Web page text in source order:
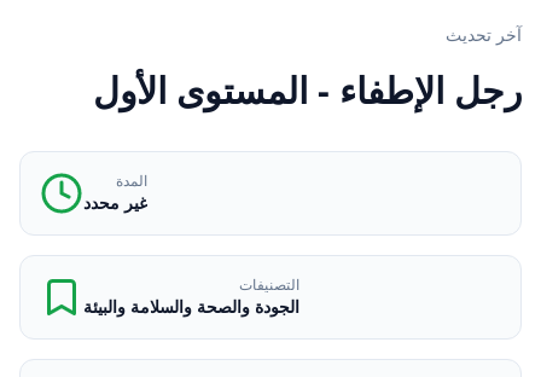
آخر تحديث
رجل الإطفاء - المستوى الأول
المدة
غير محدد
التصنيفات
الجودة والصحة والسلامة والبيئة